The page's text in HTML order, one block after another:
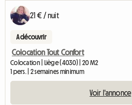
21 € / nuit
A découvrir
Colocation Tout Confort
Colocation | Liège (4030) | 20 M2
1 pers. | 2 semaines minimum
Voir l'annonce